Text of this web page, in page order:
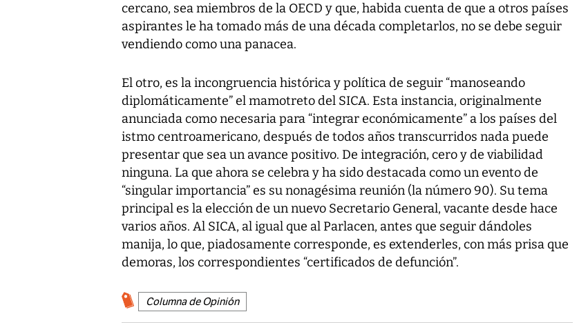
cercano, sea miembros de la OECD y que, habida cuenta de que a otros países
aspirantes le ha tomado más de una década completarlos, no se debe seguir
vendiendo como una panacea.
El otro, es la incongruencia histórica y política de seguir “manoseando
diplomáticamente” el mamotreto del SICA. Esta instancia, originalmente
anunciada como necesaria para “integrar económicamente” a los países del
istmo centroamericano, después de todos años transcurridos nada puede
presentar que sea un avance positivo. De integración, cero y de viabilidad
ninguna. La que ahora se celebra y ha sido destacada como un evento de
“singular importancia” es su nonagésima reunión (la número 90). Su tema
principal es la elección de un nuevo Secretario General, vacante desde hace
varios años. Al SICA, al igual que al Parlacen, antes que seguir dándoles
manija, lo que, piadosamente corresponde, es extenderles, con más prisa que
demoras, los correspondientes “certificados de defunción”.
Columna de Opinión